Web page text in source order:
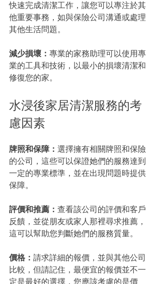
快速完成清潔工作，讓您可以專注於其
他重要事務，如與保險公司溝通或處理
其他生活問題。
減少損壞： 專業的家務助理可以使用專
業的工具和技術，以最小的損壞清潔和
修復您的家。
水浸後家居清潔服務的考
慮因素
牌照和保障： 選擇擁有相關牌照和保險
的公司，這些可以保證她們的服務達到
一定的專業標準，並在出現問題時提供
保障。
評價和推薦： 查看該公司的評價和客戶
反饋，並從朋友或家人那裡尋求推薦，
這可以幫助您判斷她們的服務質量。
價格： 請求詳細的報價，並與其他公司
比較，但請記住，最便宜的報價並不一
定是最好的選擇，您應該考慮的是價